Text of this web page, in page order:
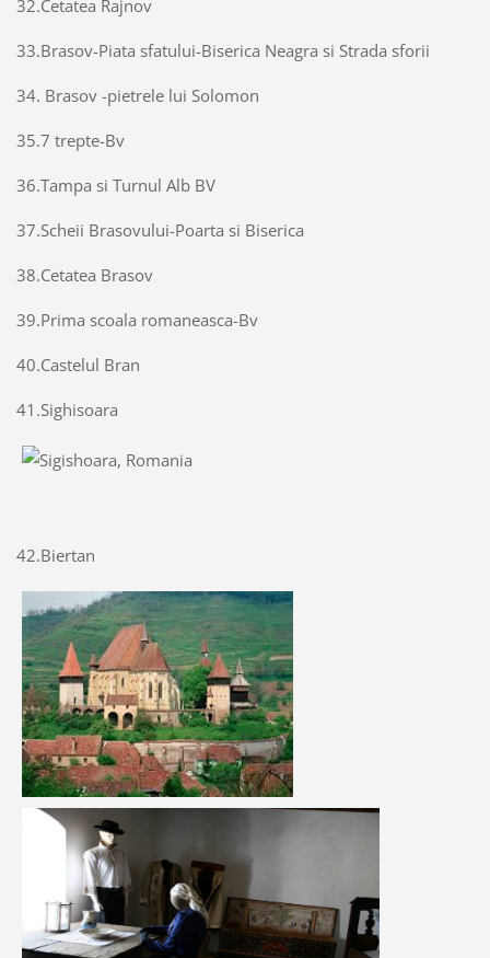
32.Cetatea Rajnov
33.Brasov-Piata sfatului-Biserica Neagra si Strada sforii
34. Brasov -pietrele lui Solomon
35.7 trepte-Bv
36.Tampa si Turnul Alb BV
37.Scheii Brasovului-Poarta si Biserica
38.Cetatea Brasov
39.Prima scoala romaneasca-Bv
40.Castelul Bran
41.Sighisoara
42.Biertan